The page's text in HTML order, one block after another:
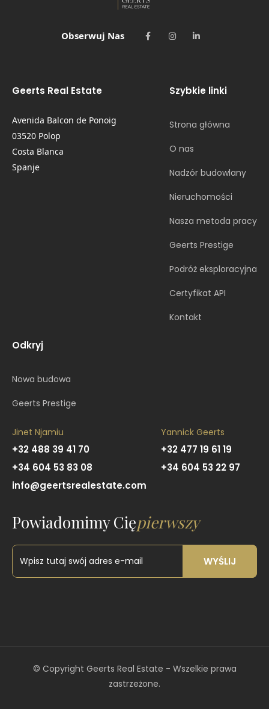
Obserwuj Nas
Geerts Real Estate
Avenida Balcon de Ponoig
03520 Polop
Costa Blanca
Spanje
Szybkie linki
Strona główna
O nas
Nadzór budowlany
Nieruchomości
Nasza metoda pracy
Geerts Prestige
Podróż eksploracyjna
Certyfikat API
Kontakt
Odkryj
Nowa budowa
Geerts Prestige
Jinet Njamiu
+32 488 39 41 70
+34 604 53 83 08
info@geertsrealestate.com
Yannick Geerts
+32 477 19 61 19
+34 604 53 22 97
Powiadomimy Ciępierwszy
WYŚLIJ
© Copyright Geerts Real Estate - Wszelkie prawa
zastrzeżone.